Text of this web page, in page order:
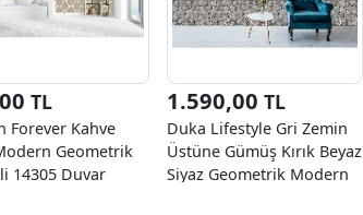
TL
Forever Kahve
Geometrik
14305 Duvar
1.590,00 TL
Duka Lifestyle Gri Zemin
Üstüne Gümüş Kırık Beyaz
Siyaz Geometrik Modern